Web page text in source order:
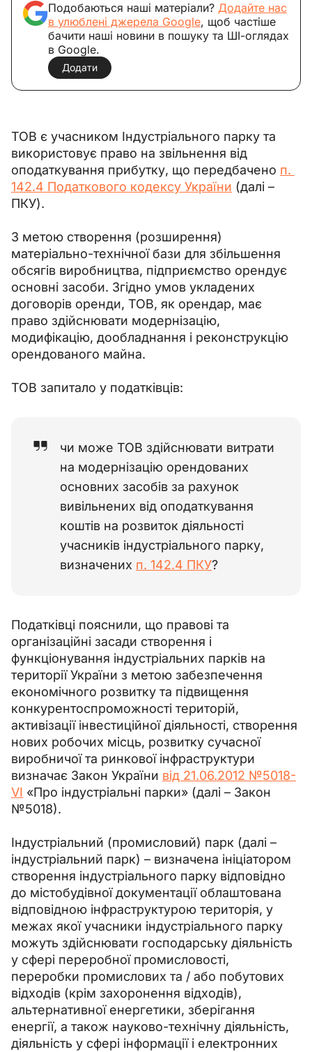
Подобаються наші матеріали? Додайте нас
в улюблені джерела Google, щоб частіше
бачити наші новини в пошуку та ШІ-оглядах
в Google.
Додати
ТОВ є учасником Індустріального парку та
використовує право на звільнення від
оподаткування прибутку, що передбачено п.
142.4 Податкового кодексу України (далі –
ПКУ).
З метою створення (розширення)
матеріально-технічної бази для збільшення
обсягів виробництва, підприємство орендує
основні засоби. Згідно умов укладених
договорів оренди, ТОВ, як орендар, має
право здійснювати модернізацію,
модифікацію, дообладнання і реконструкцію
орендованого майна.
ТОВ запитало у податківців:
чи може ТОВ здійснювати витрати
на модернізацію орендованих
основних засобів за рахунок
вивільнених від оподаткування
коштів на розвиток діяльності
учасників індустріального парку,
визначених п. 142.4 ПКУ?
Податківці пояснили, що правові та
організаційні засади створення і
функціонування індустріальних парків на
території України з метою забезпечення
економічного розвитку та підвищення
конкурентоспроможності територій,
активізації інвестиційної діяльності, створення
нових робочих місць, розвитку сучасної
виробничої та ринкової інфраструктури
визначає Закон України від 21.06.2012 №5018-
VI «Про індустріальні парки» (далі – Закон
№5018).
Індустріальний (промисловий) парк (далі –
індустріальний парк) – визначена ініціатором
створення індустріального парку відповідно
до містобудівної документації облаштована
відповідною інфраструктурою територія, у
межах якої учасники індустріального парку
можуть здійснювати господарську діяльність
у сфері переробної промисловості,
переробки промислових та / або побутових
відходів (крім захоронення відходів),
альтернативної енергетики, зберігання
енергії, а також науково-технічну діяльність,
діяльність у сфері інформації і електронних